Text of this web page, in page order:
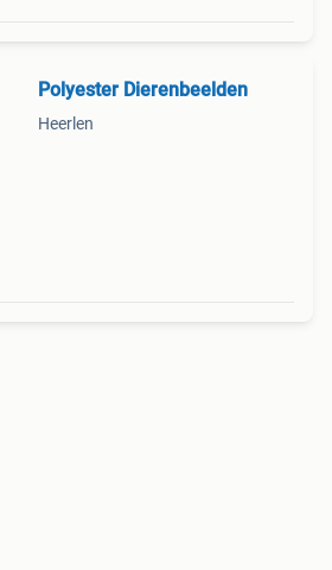
Polyester Dierenbeelden
Heerlen